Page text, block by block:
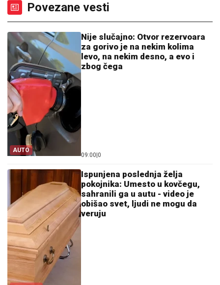
Povezane vesti
AUTO
Nije slučajno: Otvor rezervoara
za gorivo je na nekim kolima
levo, na nekim desno, a evo i
zbog čega
09:00 0
Ispunjena poslednja želja
pokojnika: Umesto u kovčegu,
sahranili ga u autu - video je
obišao svet, ljudi ne mogu da
veruju